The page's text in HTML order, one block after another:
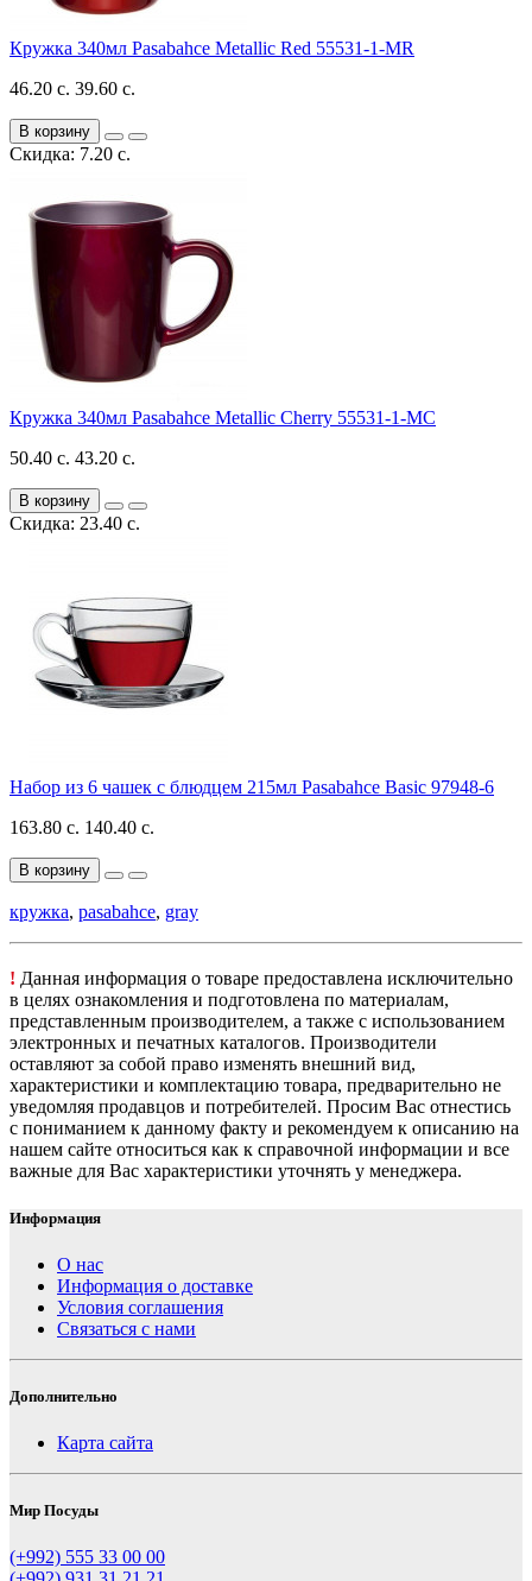
Кружка 340мл Pasabahce Metallic Red 55531-1-MR
46.20 с. 39.60 с.
В корзину
Скидка: 7.20 с.
Кружка 340мл Pasabahce Metallic Cherry 55531-1-MC
50.40 с. 43.20 с.
В корзину
Скидка: 23.40 с.
Набор из 6 чашек с блюдцем 215мл Pasabahce Basic 97948-6
163.80 с. 140.40 с.
В корзину
кружка, pasabahce, gray
! Данная информация о товаре предоставлена исключительно
в целях ознакомления и подготовлена по материалам,
представленным производителем, а также с использованием
электронных и печатных каталогов. Производители
оставляют за собой право изменять внешний вид,
характеристики и комплектацию товара, предварительно не
уведомляя продавцов и потребителей. Просим Вас отнестись
с пониманием к данному факту и рекомендуем к описанию на
нашем сайте относиться как к справочной информации и все
важные для Вас характеристики уточнять у менеджера.
Информация
О нас
Информация о доставке
Условия соглашения
Связаться с нами
Дополнительно
Карта сайта
Мир Посуды
(+992) 555 33 00 00